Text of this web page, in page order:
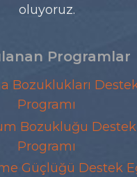
oluyoruz.
Programlar
Bozuklukları
Programı
Bozukluğu
Programı
Güçlüğü Destek